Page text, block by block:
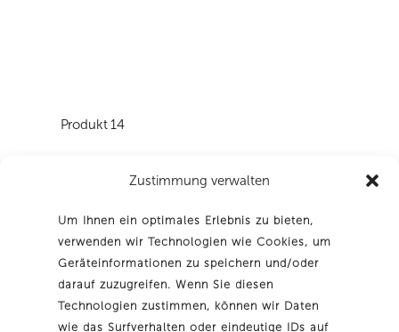
Zustimmung verwalten
Um Ihnen ein optimales Erlebnis zu bieten,
verwenden wir Technologien wie Cookies, um
Geräteinformationen zu speichern und/oder
darauf zuzugreifen. Wenn Sie diesen
Technologien zustimmen, können wir Daten
wie das Surfverhalten oder eindeutige IDs auf
Produkt 14
Produkt 13